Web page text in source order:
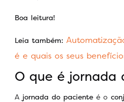
Boa leitura!
Leia também:
é e quais os seus
O que é jornada
A jornada do paciente é o